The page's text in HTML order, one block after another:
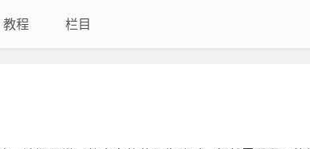
教程 栏目